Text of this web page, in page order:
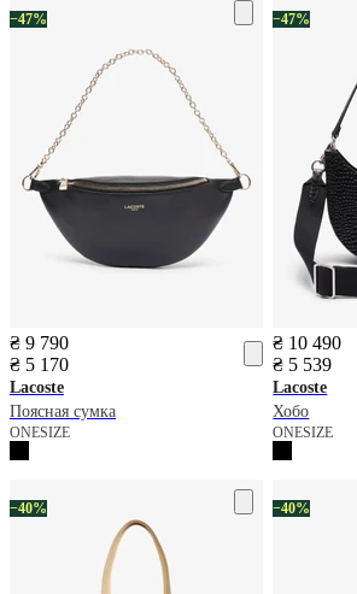
−47%
₴ 9 790
₴ 5 170
Lacoste
Поясная сумка
ONESIZE
−47%
₴ 10 490
₴ 5 539
Lacoste
Хобо
ONESIZE
−40% −40%